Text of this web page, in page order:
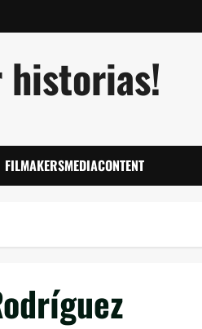
historias!
FILMAKERSMEDIACONTENT